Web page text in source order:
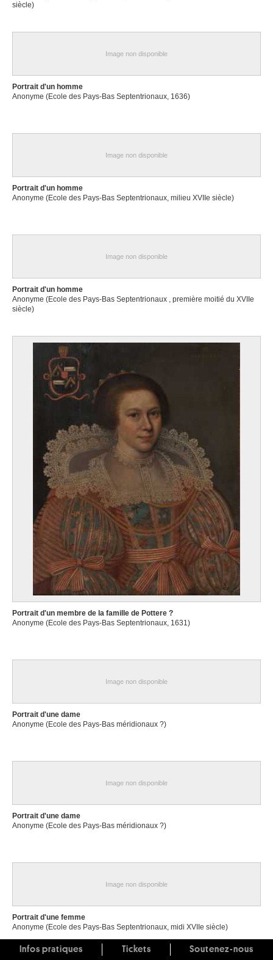
siècle)
Image non disponible
Portrait d'un homme
Anonyme (Ecole des Pays-Bas Septentrionaux, 1636)
Image non disponible
Portrait d'un homme
Anonyme (Ecole des Pays-Bas Septentrionaux, milieu XVIIe siècle)
Image non disponible
Portrait d'un homme
Anonyme (Ecole des Pays-Bas Septentrionaux , première moitié du XVIIe
siècle)
Portrait d'un membre de la famille de Pottere ?
Anonyme (Ecole des Pays-Bas Septentrionaux, 1631)
Image non disponible
Portrait d'une dame
Anonyme (Ecole des Pays-Bas méridionaux ?)
Image non disponible
Portrait d'une dame
Anonyme (Ecole des Pays-Bas méridionaux ?)
Image non disponible
Portrait d'une femme
Anonyme (Ecole des Pays-Bas Septentrionaux, midi XVIIe siècle)
Infos pratiques Tickets Soutenez-nous